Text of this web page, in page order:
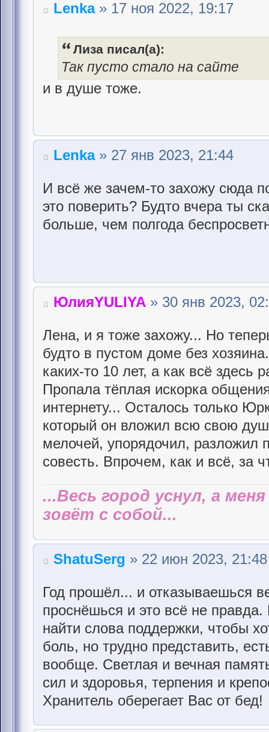
Lenka» 17 ноя 2022, 19:17
Лиза писал(а):
Так пусто стало на сайте
и в душе тоже.
Lenka» 27 янв 2023, 21:44
И всё же зачем-то захожу сюда
это поверить? Будто вчера ты
больше, чем полгода
ЮлияYULIYA » 30 янв 2023,
Лена, и я тоже захожу... Но
будто в пустом доме без
каких-то 10 лет, а как всё здесь
Пропала тёплая искорка
интернету... Осталось только
который он вложил всю свою
мелочей, упорядочил, разложил
совесть. Впрочем, как и всё, за
...Весь город уснул, а
зовёт с собой...
ShatuSerg » 22 июн 2023, 21:48
Год прошёл... и отказываешься
проснёшься и это всё не
найти слова поддержки, чтобы
боль, но трудно представить,
вообще. Светлая и вечная
сил и здоровья, терпения и
Хранитель оберегает Вас от бед!